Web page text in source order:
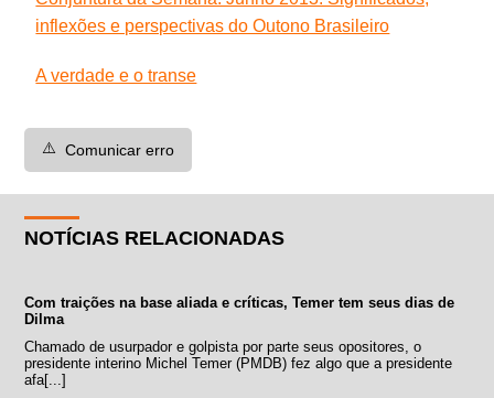
inflexões e perspectivas do Outono Brasileiro
A verdade e o transe
⚠️ Comunicar erro
NOTÍCIAS RELACIONADAS
Com traições na base aliada e críticas, Temer tem seus dias de
Dilma
Chamado de usurpador e golpista por parte seus opositores, o
presidente interino Michel Temer (PMDB) fez algo que a presidente
afa[...]